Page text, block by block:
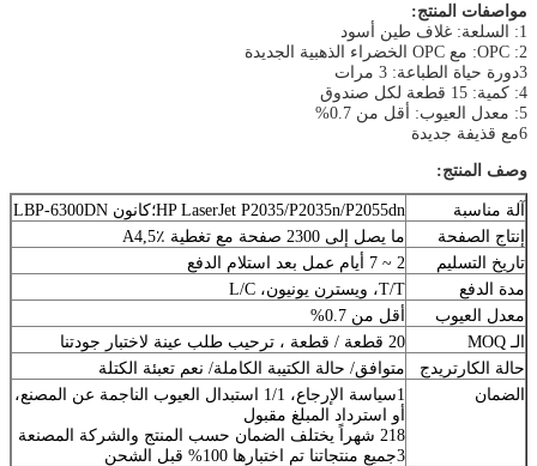
مواصفات المنتج:
1: السلعة: غلاف طين أسود
2: OPC: مع OPC الخضراء الذهبية الجديدة
3دورة حياة الطباعة: 3 مرات
4: كمية: 15 قطعة لكل صندوق
5: معدل العيوب: أقل من 0.7%
6مع قذيفة جديدة
وصف المنتج:
آلة مناسبة
HP LaserJet P2035/P2035n/P2055dn؛كانون LBP-6300DN
إنتاج الصفحة
ما يصل إلى 2300 صفحة مع تغطية A4,5٪
تاريخ التسليم
2 ~ 7 أيام عمل بعد استلام الدفع
مدة الدفع
T/T، ويسترن يونيون، L/C
معدل العيوب
أقل من 0.7%
الـ MOQ
20 قطعة / قطعة ، ترحيب طلب عينة لاختبار جودتنا
حالة الكارتريدج
متوافق/ حالة الكتيبة الكاملة/ نعم تعبئة الكتلة
الضمان
1سياسة الإرجاع، 1/1 استبدال العيوب الناجمة عن المصنع،
أو استرداد المبلغ مقبول
218 شهراً يختلف الضمان حسب المنتج والشركة المصنعة
3جميع منتجاتنا تم اختبارها 100% قبل الشحن